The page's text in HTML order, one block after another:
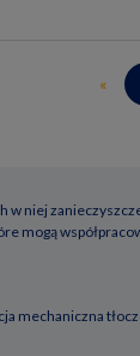
«
niej
mogą
mechaniczna